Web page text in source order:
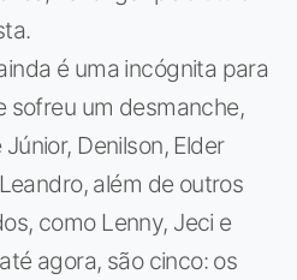
é uma incógnita para
sofreu um desmanche,
Denilson, Elder
além de outros
como Lenny, Jeci e
agora, são cinco: os